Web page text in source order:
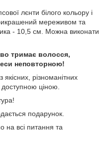
лєнти білого кольору і
мереживом та
- 10,5 см. Можна виконати
тримає волосся,
неповторною!
різноманітних
доступною ціною.
подарунок.
на всі питання та